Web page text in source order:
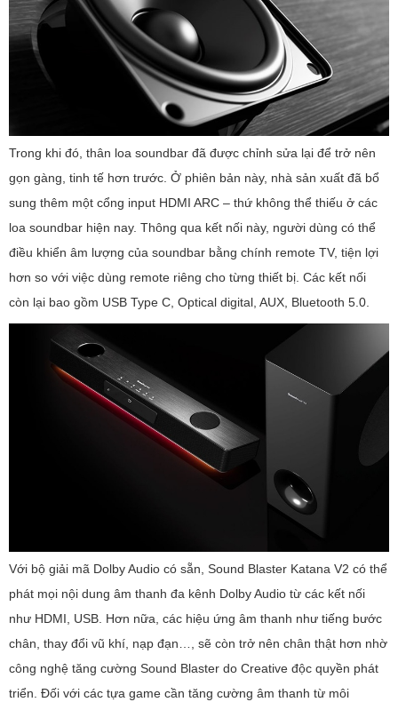
Trong khi đó, thân loa soundbar đã được chỉnh sửa lại để trở nên
gọn gàng, tinh tế hơn trước. Ở phiên bản này, nhà sản xuất đã bổ
sung thêm một cổng input HDMI ARC – thứ không thể thiếu ở các
loa soundbar hiện nay. Thông qua kết nối này, người dùng có thể
điều khiển âm lượng của soundbar bằng chính remote TV, tiện lợi
hơn so với việc dùng remote riêng cho từng thiết bị. Các kết nối
còn lại bao gồm USB Type C, Optical digital, AUX, Bluetooth 5.0.
Với bộ giải mã Dolby Audio có sẵn, Sound Blaster Katana V2 có thể
phát mọi nội dung âm thanh đa kênh Dolby Audio từ các kết nối
như HDMI, USB. Hơn nữa, các hiệu ứng âm thanh như tiếng bước
chân, thay đổi vũ khí, nạp đạn…, sẽ còn trở nên chân thật hơn nhờ
công nghệ tăng cường Sound Blaster do Creative độc quyền phát
triển. Đối với các tựa game cần tăng cường âm thanh từ môi